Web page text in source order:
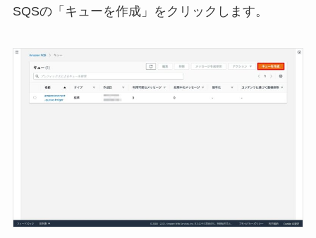
SQSの「キューを作成」をクリックします。